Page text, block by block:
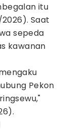
itu
Saat
sepeda
kawanan
Pekon